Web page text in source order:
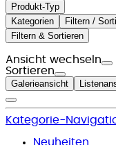
Produkt-Typ
Kategorien
Filtern /
Filtern & Sortieren
Ansicht wechseln
Sortieren
Galerieansicht
Kategorie-
Neuheiten